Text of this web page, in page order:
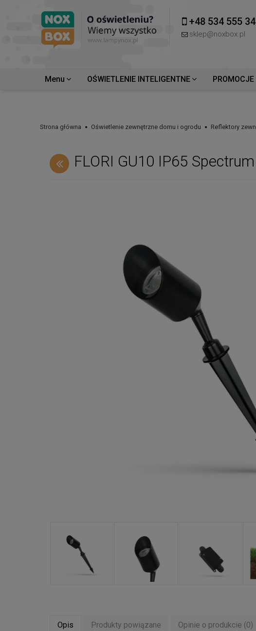
+48 534 555
sklep@noxbox.pl
Menu OŚWIETLENIE INTELIGENTNE PROMOCJE
Strona główna Oświetlenie zewnętrzne domu i ogrodu Reflektory
FLORI GU10 IP65 Spectrum
Opis Produkty powiązane Opinie o produkcie (0)